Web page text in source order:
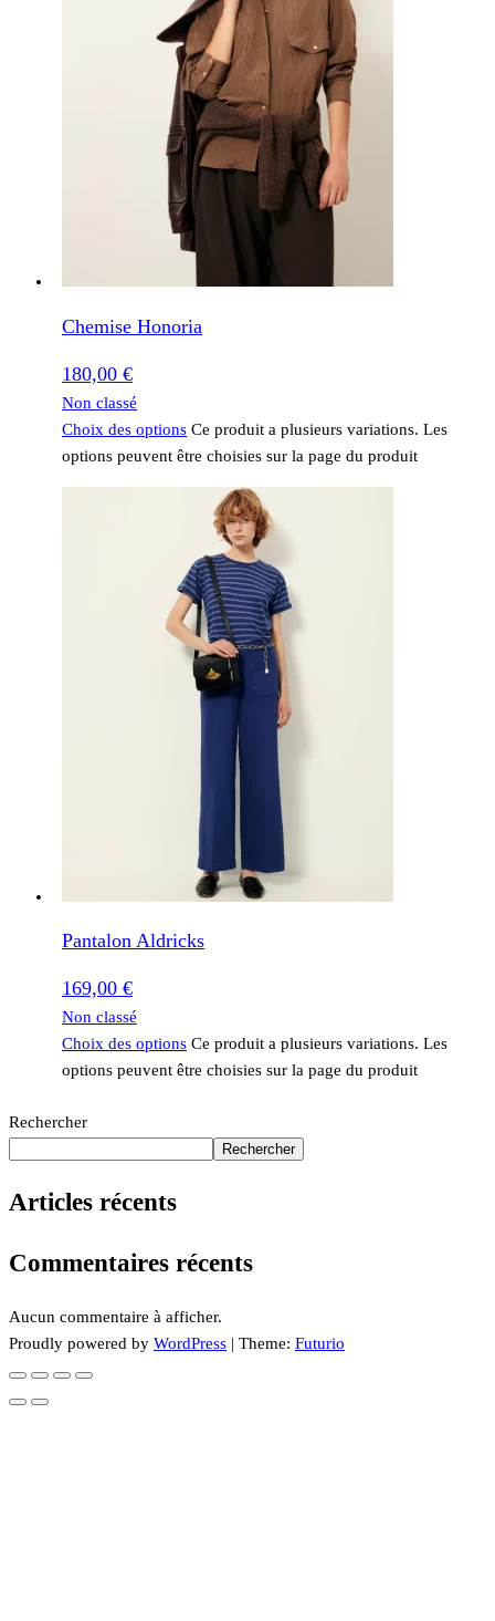
Chemise Honoria
180,00 €
Non classé
Choix des options Ce produit a plusieurs variations. Les
options peuvent être choisies sur la page du produit
Pantalon Aldricks
169,00 €
Non classé
Choix des options Ce produit a plusieurs variations. Les
options peuvent être choisies sur la page du produit
Rechercher
Rechercher
Articles récents
Commentaires récents
Aucun commentaire à afficher.
Proudly powered by WordPress | Theme: Futurio